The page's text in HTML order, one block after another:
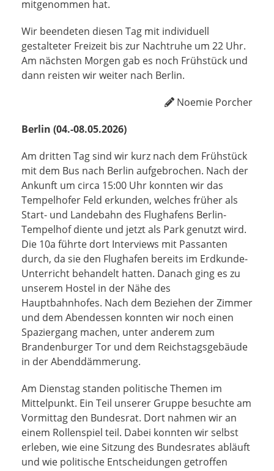
mitgenommen hat.
Wir beendeten diesen Tag mit individuell
gestalteter Freizeit bis zur Nachtruhe um 22 Uhr.
Am nächsten Morgen gab es noch Frühstück und
dann reisten wir weiter nach Berlin.
Noemie Porcher
Berlin (04.-08.05.2026)
Am dritten Tag sind wir kurz nach dem Frühstück
mit dem Bus nach Berlin aufgebrochen. Nach der
Ankunft um circa 15:00 Uhr konnten wir das
Tempelhofer Feld erkunden, welches früher als
Start- und Landebahn des Flughafens Berlin-
Tempelhof diente und jetzt als Park genutzt wird.
Die 10a führte dort Interviews mit Passanten
durch, da sie den Flughafen bereits im Erdkunde-
Unterricht behandelt hatten. Danach ging es zu
unserem Hostel in der Nähe des
Hauptbahnhofes. Nach dem Beziehen der Zimmer
und dem Abendessen konnten wir noch einen
Spaziergang machen, unter anderem zum
Brandenburger Tor und dem Reichstagsgebäude
in der Abenddämmerung.
Am Dienstag standen politische Themen im
Mittelpunkt. Ein Teil unserer Gruppe besuchte am
Vormittag den Bundesrat. Dort nahmen wir an
einem Rollenspiel teil. Dabei konnten wir selbst
erleben, wie eine Sitzung des Bundesrates abläuft
und wie politische Entscheidungen getroffen